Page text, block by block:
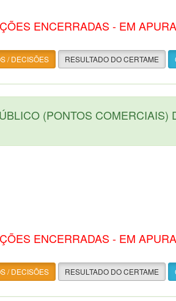
ENCERRADAS - EM
/ DECISÕES RESULTADO DO CERTAME
(PONTOS COMERCIAIS)
ENCERRADAS - EM
/ DECISÕES RESULTADO DO CERTAME